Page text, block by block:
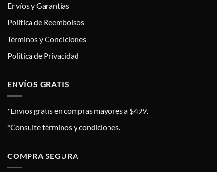
Envíos y Garantías
Política de Reembolsos
Términos y Condiciones
Política de Privacidad
ENVÍOS GRATIS
*Envíos gratis en compras mayores a $499.
*Consulte términos y condiciones.
COMPRA SEGURA